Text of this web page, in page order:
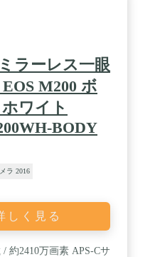
ラーレス一眼
M200 ボ
ワイト
BODY
ラ 2016
しく見る
約2410万画素 APS-Cサ